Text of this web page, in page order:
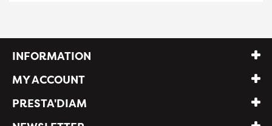
INFORMATION
MY ACCOUNT
PRESTA'DIAM